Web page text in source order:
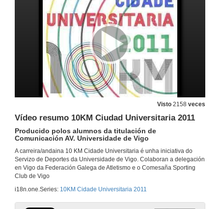
Visto 2158 veces
Vídeo resumo 10KM Ciudad Universitaria 2011
Producido polos alumnos da titulación de
Comunicación AV. Universidade de Vigo
A carreira/andaina 10 KM Cidade Universitaria é unha iniciativa do
Servizo de Deportes da Universidade de Vigo. Colaboran a delegación
en Vigo da Federación Galega de Atletismo e o Comesaña Sporting
Club de Vigo
i18n.one.Series: 10KM Cidade Universitaria 2011